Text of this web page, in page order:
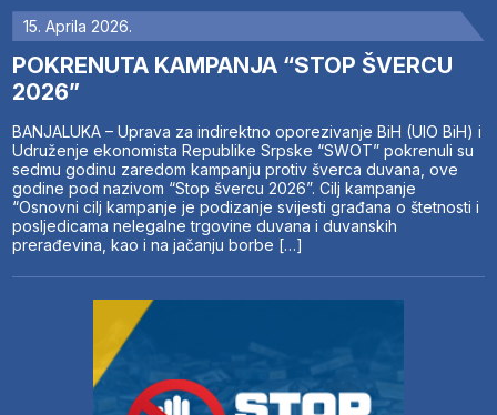
15. Aprila 2026.
POKRENUTA KAMPANJA “STOP ŠVERCU
2026”
BANJALUKA – Uprava za indirektno oporezivanje BiH (UIO BiH) i
Udruženje ekonomista Republike Srpske “SWOT” pokrenuli su
sedmu godinu zaredom kampanju protiv šverca duvana, ove
godine pod nazivom “Stop švercu 2026”. Cilj kampanje
“Osnovni cilj kampanje je podizanje svijesti građana o štetnosti i
posljedicama nelegalne trgovine duvana i duvanskih
prerađevina, kao i na jačanju borbe […]